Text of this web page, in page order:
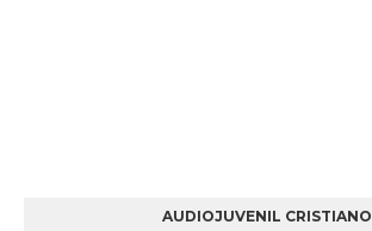
AUDIOJUVENIL CRISTIANO